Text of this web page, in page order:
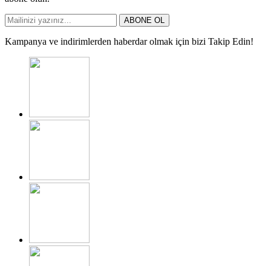
ABONE OL
Kampanya ve indirimlerden haberdar olmak için bizi Takip Edin!